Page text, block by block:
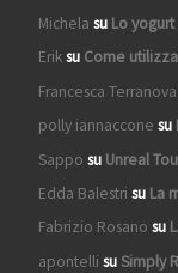
Michela su Lo
Eriksu Come
Francesca Terranova
polly iannaccone su
Sappo su Unreal
Edda Balestri su La
Fabrizio Rosano su
apontelli suSimply